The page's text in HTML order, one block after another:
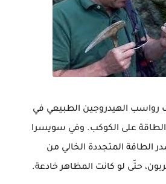
الهيدروجين الطبيعي في
الطاقة على الكوكب. وفي سويسرا
الطاقة المتجددة الخالي من
حتّى لو كانت المظاهر خادعة.